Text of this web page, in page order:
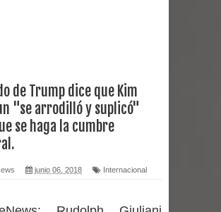
Curicó desarrollará jornada de
vacunación contra la Influenza y otros
virus respiratorios
de Trump dice que Kim
"se arrodilló y suplicó"
se haga la cumbre
junio 06, 2018 Internacional